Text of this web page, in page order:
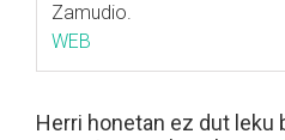
Zamudio.
WEB
Herri honetan ez dut leku